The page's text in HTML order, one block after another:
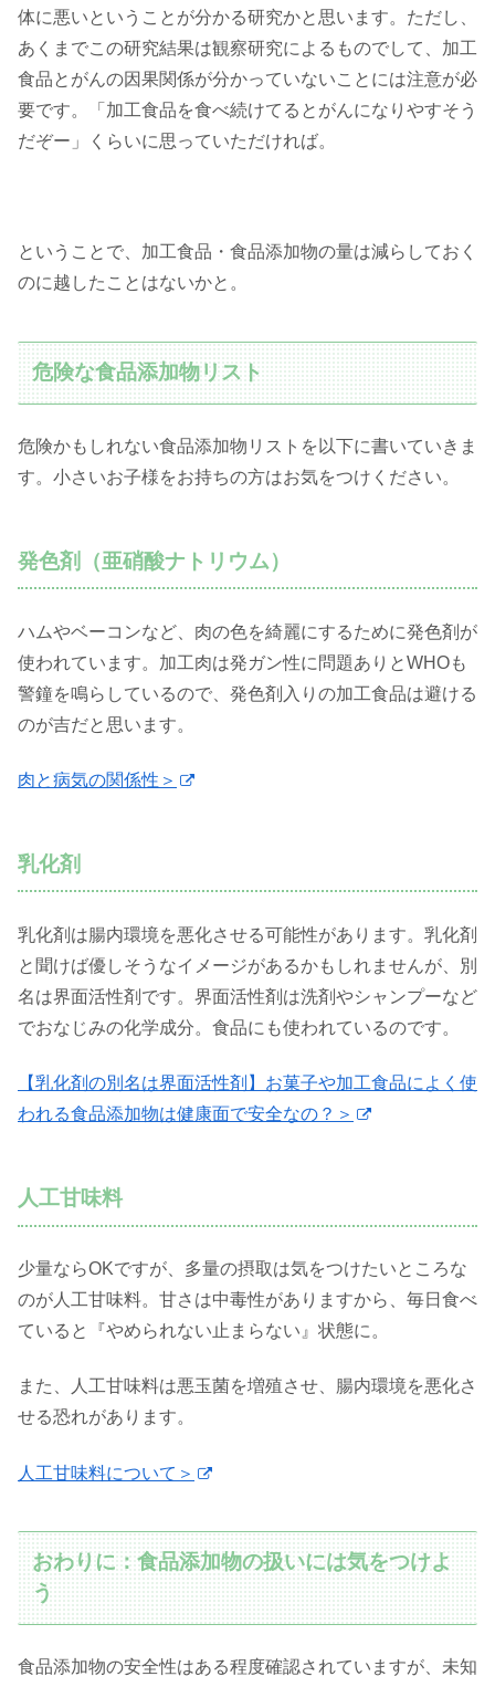
体に悪いということが分かる研究かと思います。ただし、
あくまでこの研究結果は観察研究によるものでして、加工
食品とがんの因果関係が分かっていないことには注意が必
要です。「加工食品を食べ続けてるとがんになりやすそう
だぞー」くらいに思っていただければ。
ということで、加工食品・食品添加物の量は減らしておく
のに越したことはないかと。
危険な食品添加物リスト
危険かもしれない食品添加物リストを以下に書いていきま
す。小さいお子様をお持ちの方はお気をつけください。
発色剤（亜硝酸ナトリウム）
ハムやベーコンなど、肉の色を綺麗にするために発色剤が
使われています。加工肉は発ガン性に問題ありとWHOも
警鐘を鳴らしているので、発色剤入りの加工食品は避ける
のが吉だと思います。
肉と病気の関係性＞
乳化剤
乳化剤は腸内環境を悪化させる可能性があります。乳化剤
と聞けば優しそうなイメージがあるかもしれませんが、別
名は界面活性剤です。界面活性剤は洗剤やシャンプーなど
でおなじみの化学成分。食品にも使われているのです。
【乳化剤の別名は界面活性剤】お菓子や加工食品によく使
われる食品添加物は健康面で安全なの？＞
人工甘味料
少量ならOKですが、多量の摂取は気をつけたいところな
のが人工甘味料。甘さは中毒性がありますから、毎日食べ
ていると『やめられない止まらない』状態に。
また、人工甘味料は悪玉菌を増殖させ、腸内環境を悪化さ
せる恐れがあります。
人工甘味料について＞
おわりに：食品添加物の扱いには気をつけよ
う
食品添加物の安全性はある程度確認されていますが、未知